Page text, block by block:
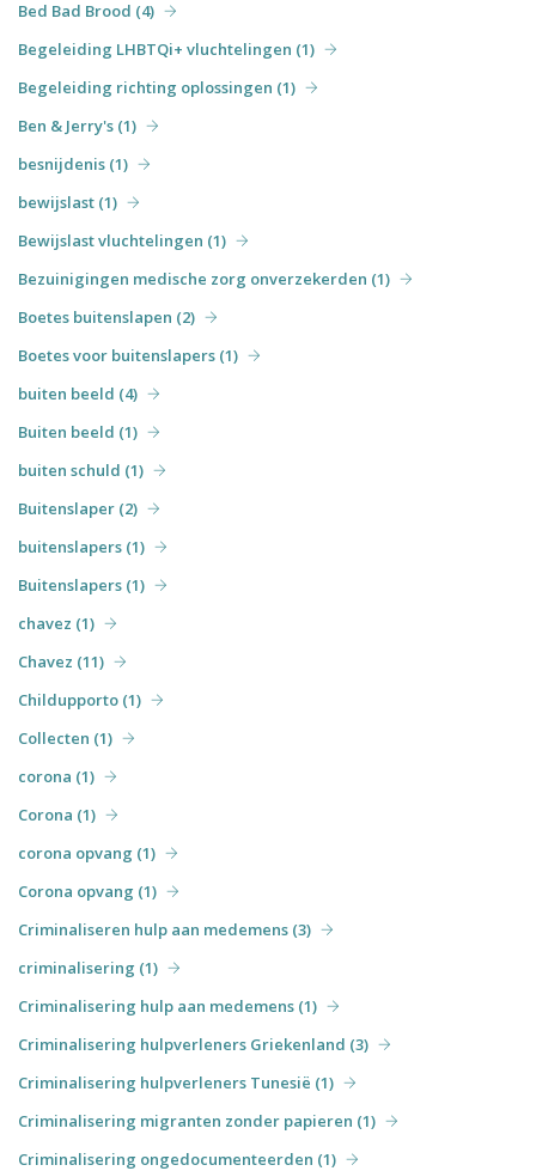
Bed Bad Brood (4)
Begeleiding LHBTQi+ vluchtelingen (1)
Begeleiding richting oplossingen (1)
Ben & Jerry's (1)
besnijdenis (1)
bewijslast (1)
Bewijslast vluchtelingen (1)
Bezuinigingen medische zorg onverzekerden (1)
Boetes buitenslapen (2)
Boetes voor buitenslapers (1)
buiten beeld (4)
Buiten beeld (1)
buiten schuld (1)
Buitenslaper (2)
buitenslapers (1)
Buitenslapers (1)
chavez (1)
Chavez (11)
Childupporto (1)
Collecten (1)
corona (1)
Corona (1)
corona opvang (1)
Corona opvang (1)
Criminaliseren hulp aan medemens (3)
criminalisering (1)
Criminalisering hulp aan medemens (1)
Criminalisering hulpverleners Griekenland (3)
Criminalisering hulpverleners Tunesië (1)
Criminalisering migranten zonder papieren (1)
Criminalisering ongedocumenteerden (1)